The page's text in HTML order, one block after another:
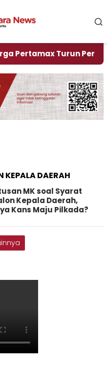
Pertamax Turun Per Hari
KEPALA DAERAH
MK soal Syarat
Kepala Daerah,
Kans Maju Pilkada?